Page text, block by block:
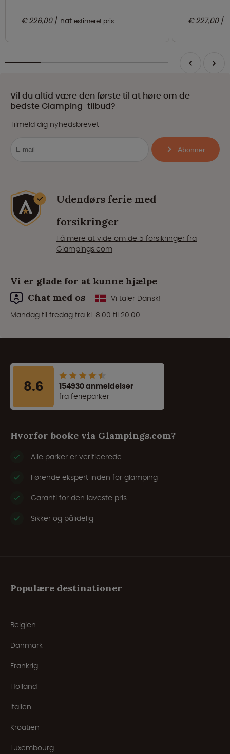
€ 226,00 nat estimeret pris € 227,00
Vil du altid være den første til at høre om de
bedste Glamping-tilbud?
Tilmeld dig nyhedsbrevet
Abonner
Udendørs ferie med
forsikringer
Få mere at vide om de 5 forsikringer fra
Glampings.com
Vi er glade for at kunne hjælpe
Chat med os
Vi taler Dansk!
Mandag til fredag fra kl. 8.00 til 20.00.
8.6
154930 anmeldelser
fra ferieparker
Hvorfor booke via Glampings.com?
Alle parker er verificerede
Førende ekspert inden for glamping
Garanti for den laveste pris
Sikker og pålidelig
Populære destinationer
Belgien
Danmark
Frankrig
Holland
Italien
Kroatien
Luxembourg